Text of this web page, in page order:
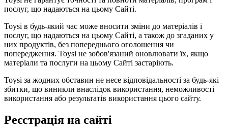
послуг, що надаються на цьому Сайті.
Toysi в будь-який час може вносити зміни до матеріалів і
послуг, що надаються на цьому Сайті, а також до згаданих у
них продуктів, без попереднього оголошення чи
попередження. Toysi не зобов'язаний оновлювати їх, якщо
матеріали та послуги на цьому Сайті застаріють.
Toysi за жодних обставин не несе відповідальності за будь-які
збитки, що виникли внаслідок використання, неможливості
використання або результатів використання цього сайту.
Реєстрація на сайті